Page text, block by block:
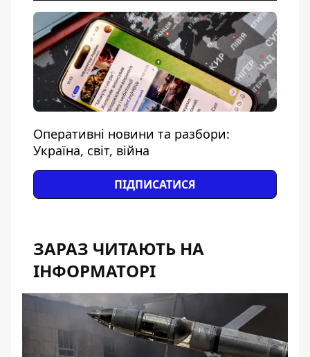
Оперативні новини та разбори:
Україна, світ, війна
ПІДПИСАТИСЯ
ЗАРАЗ ЧИТАЮТЬ НА
ІНФОРМАТОРІ